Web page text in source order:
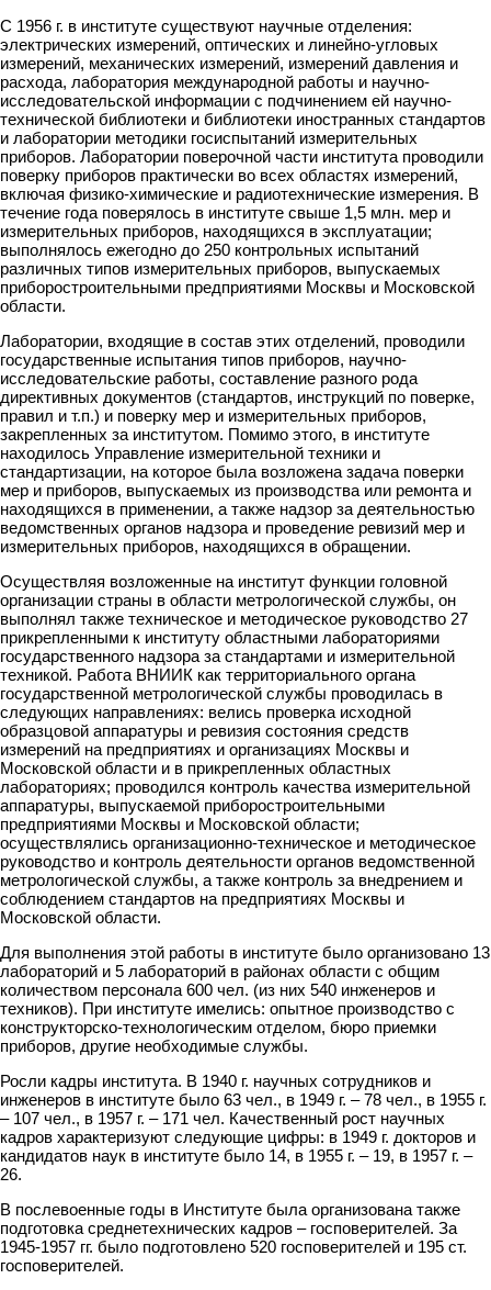
С 1956 г. в институте существуют научные отделения:
электрических измерений, оптических и линейно-угловых
измерений, механических измерений, измерений давления и
расхода, лаборатория международной работы и научно-
исследовательской информации с подчинением ей научно-
технической библиотеки и библиотеки иностранных стандартов
и лаборатории методики госиспытаний измерительных
приборов. Лаборатории поверочной части института проводили
поверку приборов практически во всех областях измерений,
включая физико-химические и радиотехнические измерения. В
течение года поверялось в институте свыше 1,5 млн. мер и
измерительных приборов, находящихся в эксплуатации;
выполнялось ежегодно до 250 контрольных испытаний
различных типов измерительных приборов, выпускаемых
приборостроительными предприятиями Москвы и Московской
области.
Лаборатории, входящие в состав этих отделений, проводили
государственные испытания типов приборов, научно-
исследовательские работы, составление разного рода
директивных документов (стандартов, инструкций по поверке,
правил и т.п.) и поверку мер и измерительных приборов,
закрепленных за институтом. Помимо этого, в институте
находилось Управление измерительной техники и
стандартизации, на которое была возложена задача поверки
мер и приборов, выпускаемых из производства или ремонта и
находящихся в применении, а также надзор за деятельностью
ведомственных органов надзора и проведение ревизий мер и
измерительных приборов, находящихся в обращении.
Осуществляя возложенные на институт функции головной
организации страны в области метрологической службы, он
выполнял также техническое и методическое руководство 27
прикрепленными к институту областными лабораториями
государственного надзора за стандартами и измерительной
техникой. Работа ВНИИК как территориального органа
государственной метрологической службы проводилась в
следующих направлениях: велись проверка исходной
образцовой аппаратуры и ревизия состояния средств
измерений на предприятиях и организациях Москвы и
Московской области и в прикрепленных областных
лабораториях; проводился контроль качества измерительной
аппаратуры, выпускаемой приборостроительными
предприятиями Москвы и Московской области;
осуществлялись организационно-техническое и методическое
руководство и контроль деятельности органов ведомственной
метрологической службы, а также контроль за внедрением и
соблюдением стандартов на предприятиях Москвы и
Московской области.
Для выполнения этой работы в институте было организовано 13
лабораторий и 5 лабораторий в районах области с общим
количеством персонала 600 чел. (из них 540 инженеров и
техников). При институте имелись: опытное производство с
конструкторско-технологическим отделом, бюро приемки
приборов, другие необходимые службы.
Росли кадры института. В 1940 г. научных сотрудников и
инженеров в институте было 63 чел., в 1949 г. – 78 чел., в 1955 г.
– 107 чел., в 1957 г. – 171 чел. Качественный рост научных
кадров характеризуют следующие цифры: в 1949 г. докторов и
кандидатов наук в институте было 14, в 1955 г. – 19, в 1957 г. –
26.
В послевоенные годы в Институте была организована также
подготовка среднетехнических кадров – госповерителей. За
1945-1957 гг. было подготовлено 520 госповерителей и 195 ст.
госповерителей.